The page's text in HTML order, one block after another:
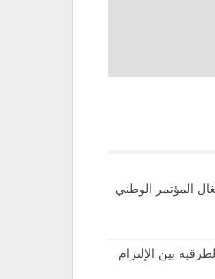
المؤتمر الوطني
بين الإلتزام